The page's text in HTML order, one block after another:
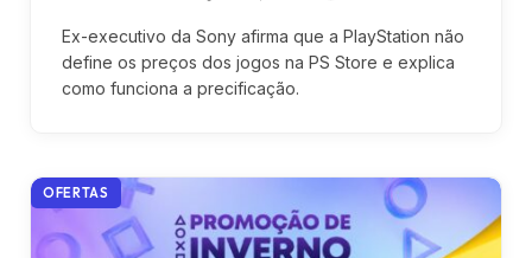
Ex-executivo da Sony afirma que a PlayStation não
define os preços dos jogos na PS Store e explica
como funciona a precificação.
OFERTAS